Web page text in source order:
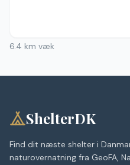
6.4 km væk
ShelterDK
Find dit næste shelter i
naturovernatning fra GeoFA,